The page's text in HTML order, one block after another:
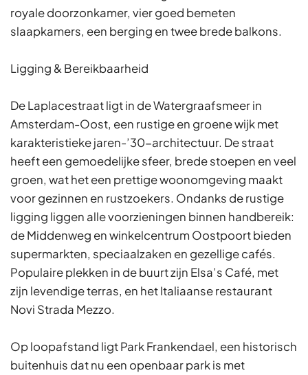
royale doorzonkamer, vier goed bemeten
slaapkamers, een berging en twee brede balkons.
Ligging & Bereikbaarheid
De Laplacestraat ligt in de Watergraafsmeer in
Amsterdam-Oost, een rustige en groene wijk met
karakteristieke jaren-’30-architectuur. De straat
heeft een gemoedelijke sfeer, brede stoepen en veel
groen, wat het een prettige woonomgeving maakt
voor gezinnen en rustzoekers. Ondanks de rustige
ligging liggen alle voorzieningen binnen handbereik:
de Middenweg en winkelcentrum Oostpoort bieden
supermarkten, speciaalzaken en gezellige cafés.
Populaire plekken in de buurt zijn Elsa’s Café, met
zijn levendige terras, en het Italiaanse restaurant
Novi Strada Mezzo.
Op loopafstand ligt Park Frankendael, een historisch
buitenhuis dat nu een openbaar park is met